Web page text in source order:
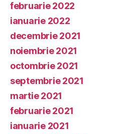
februarie 2022
ianuarie 2022
decembrie 2021
noiembrie 2021
octombrie 2021
septembrie 2021
martie 2021
februarie 2021
ianuarie 2021